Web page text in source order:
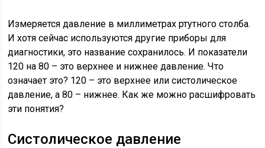
Измеряется давление в миллиметрах ртутного столба.
И хотя сейчас используются другие приборы для
диагностики, это название сохранилось. И показатели
120 на 80 – это верхнее и нижнее давление. Что
означает это? 120 – это верхнее или систолическое
давление, а 80 – нижнее. Как же можно расшифровать
эти понятия?
Систолическое давление